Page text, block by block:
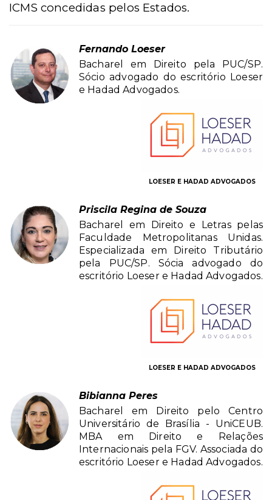
ICMS concedidas pelos Estados.
Fernando Loeser
Bacharel em Direito pela PUC/SP.
Sócio advogado do escritório Loeser
e Hadad Advogados.
LOESER E HADAD ADVOGADOS
Priscila Regina de Souza
Bacharel em Direito e Letras pelas
Faculdade Metropolitanas Unidas.
Especializada em Direito Tributário
pela PUC/SP. Sócia advogado do
escritório Loeser e Hadad Advogados.
LOESER E HADAD ADVOGADOS
Bibianna Peres
Bacharel em Direito pelo Centro
Universitário de Brasília - UniCEUB.
MBA em Direito e Relações
Internacionais pela FGV. Associada do
escritório Loeser e Hadad Advogados.